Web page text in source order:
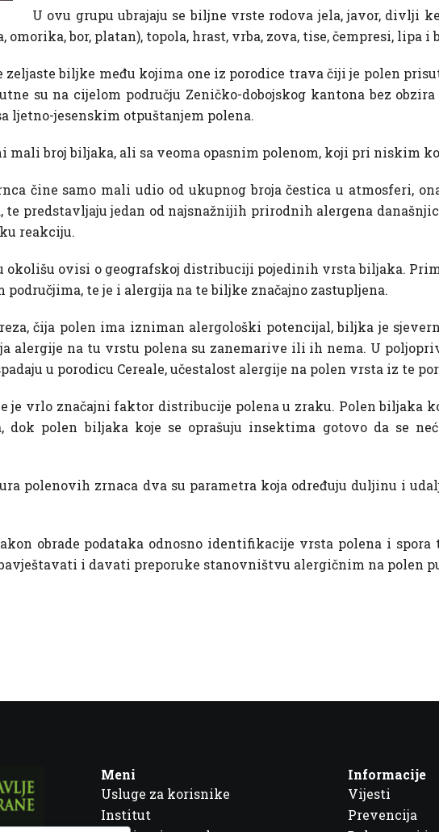
U ovu grupu ubrajaju se biljne vrste rodova jela, javor, divlji
omorika, bor, platan), topola, hrast, vrba, zova, tise, čempresi, lipa i
zeljaste biljke među kojima one iz porodice trava čiji je polen
su na cijelom području Zeničko-dobojskog kantona bez
ljetno-jesenskim otpuštanjem polena.
mali broj biljaka, ali sa veoma opasnim polenom, koji pri niskim
čine samo mali udio od ukupnog broja čestica u atmosferi,
te predstavljaju jedan od najsnažnijih prirodnih alergena
reakciju.
okolišu ovisi o geografskoj distribuciji pojedinih vrsta biljaka.
te je i alergija na te biljke značajno zastupljena.
čija polen ima izniman alergološki potencijal, biljka je
alergije na tu vrstu polena su zanemarive ili ih nema. U
u porodicu Cereale, učestalost alergije na polen vrsta iz te
je vrlo značajni faktor distribucije polena u zraku. Polen biljaka
dok polen biljaka koje se oprašuju insektima gotovo da se
polenovih zrnaca dva su parametra koja određuju duljinu i
obrade podataka odnosno identifikacije vrsta polena i
i davati preporuke stanovništvu alergičnim na polen
Meni
Usluge za korisnike
Institut
Informacije
Vijesti
Prevencija